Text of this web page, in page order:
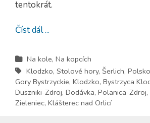
tentokrát.
Číst dál ...
Na kole, Na kopcích
Klodzko, Stolové hory, Šerlich, Polsko
Gory Bystrzyckie, Klodzko, Bystrzyca
Duszniki-Zdroj, Dodávka, Polanica-Zdroj,
Zieleniec, Klášterec nad Orlicí